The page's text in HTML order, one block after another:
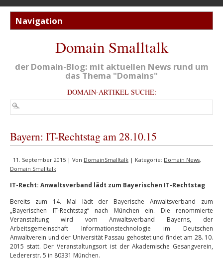
Domain Smalltalk
der Domain-Blog: mit aktuellen News rund um
das Thema "Domains"
DOMAIN-ARTIKEL SUCHE:
Bayern: IT-Rechtstag am 28.10.15
11. September 2015 | Von DomainSmalltalk | Kategorie: Domain News,
Domain Smalltalk
IT-Recht: Anwaltsverband lädt zum Bayerischen IT-Rechtstag
Bereits zum 14. Mal lädt der Bayerische Anwaltsverband zum
„Bayerischen IT-Rechtstag“ nach München ein. Die renommierte
Veranstaltung wird vom Anwaltsverband Bayerns, der
Arbeitsgemeinschaft Informationstechnologie im Deutschen
Anwaltverein und der Universität Passau gehostet und findet am 28. 10.
2015 statt. Der Veranstaltungsort ist der Akademische Gesangverein,
Ledererstr. 5 in 80331 München.